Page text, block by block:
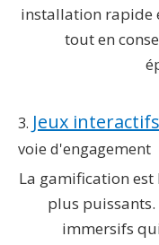
installation rapide
tout en
3. Jeux
voie d'engagement
La gamification est
plus
immersifs